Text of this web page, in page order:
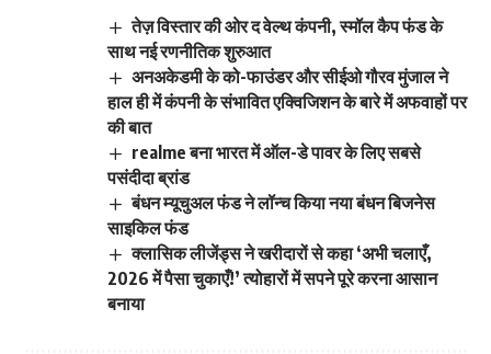
तेज़ विस्तार की ओर द वेल्थ कंपनी, स्मॉल कैप फंड के
साथ नई रणनीतिक शुरुआत
अनअकेडमी के को-फाउंडर और सीईओ गौरव मुंजाल ने
हाल ही में कंपनी के संभावित एक्विजिशन के बारे में अफवाहों पर
की बात
realme बना भारत में ऑल-डे पावर के लिए सबसे
पसंदीदा ब्रांड
बंधन म्यूचुअल फंड ने लॉन्च किया नया बंधन बिजनेस
साइकिल फंड
क्लासिक लीजेंड्स ने खरीदारों से कहा ‘अभी चलाएँ,
2026 में पैसा चुकाएँ!’ त्योहारों में सपने पूरे करना आसान
बनाया